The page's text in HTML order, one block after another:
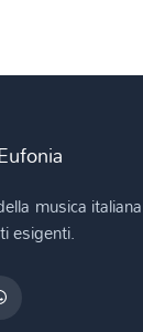
musica
esigenti.